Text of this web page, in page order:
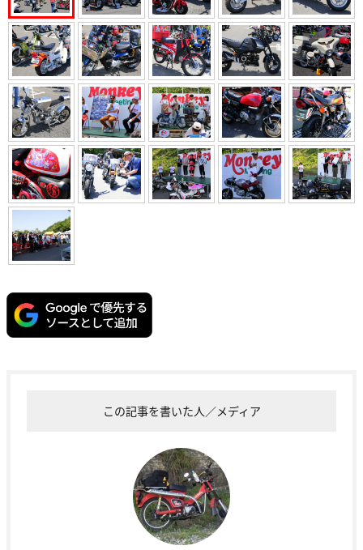
この記事を書いた人／メディア